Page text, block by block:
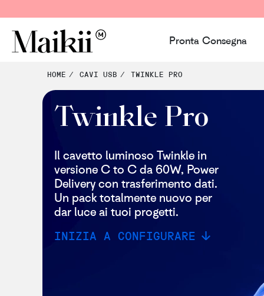
Pronta Consegna
HOME CAVI USB TWINKLE PRO
Twinkle Pro
Il cavetto luminoso Twinkle in
versione C to C da 60W, Power
Delivery con trasferimento dati. ​
Un pack totalmente nuovo per
dar luce ai tuoi progetti.
INIZIA A CONFIGURARE